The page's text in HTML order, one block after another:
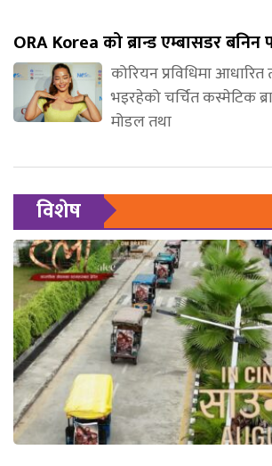
ORA Korea को ब्रान्ड एम्बासडर बनिन
कोरियन प्रविधिमा
भइरहेको चर्चित कस्मेटिक
मोडल तथा
विशेष